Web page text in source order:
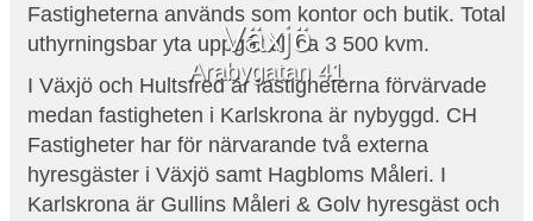
Växjö
Arabygatan 41
Fastigheterna används som kontor och butik. Total
uthyrningsbar yta uppgår till ca 3 500 kvm.
I Växjö och Hultsfred är fastigheterna förvärvade
medan fastigheten i Karlskrona är nybyggd. CH
Fastigheter har för närvarande två externa
hyresgäster i Växjö samt Hagbloms Måleri. I
Karlskrona är Gullins Måleri & Golv hyresgäst och